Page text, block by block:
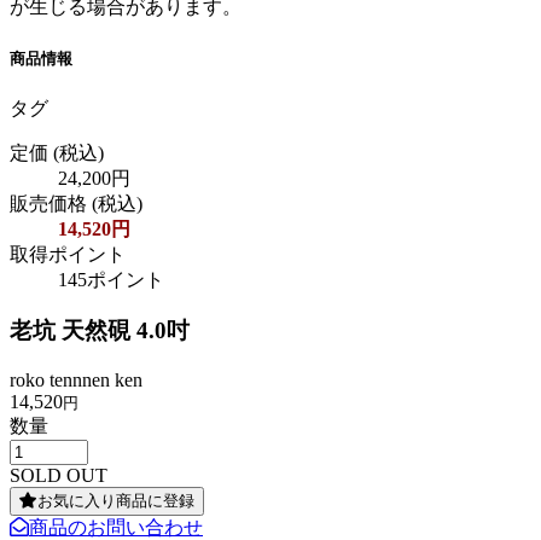
が生じる場合があります。
商品情報
タグ
定価 (税込)
24,200円
販売価格 (税込)
14,520円
取得ポイント
145ポイント
老坑 天然硯 4.0吋
roko tennnen ken
14,520円
数量
SOLD OUT
お気に入り商品に登録
商品のお問い合わせ